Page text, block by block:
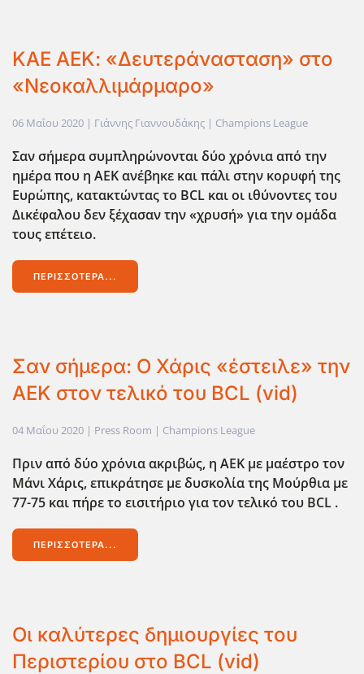
ΚΑΕ ΑΕΚ: «Δευτεράνασταση» στο
«Νεοκαλλιμάρμαρο»
06 Μαΐου 2020 | Γιάννης Γιαννουδάκης | Champions League
Σαν σήμερα συμπληρώνονται δύο χρόνια από την
ημέρα που η ΑΕΚ ανέβηκε και πάλι στην κορυφή της
Ευρώπης, κατακτώντας το BCL και οι ιθύνοντες του
Δικέφαλου δεν ξέχασαν την «χρυσή» για την ομάδα
τους επέτειο.
ΠΕΡΙΣΣΌΤΕΡΑ...
Σαν σήμερα: Ο Χάρις «έστειλε» την
ΑΕΚ στον τελικό του BCL (vid)
04 Μαΐου 2020 | Press Room | Champions League
Πριν από δύο χρόνια ακριβώς, η ΑΕΚ με μαέστρο τον
Μάνι Χάρις, επικράτησε με δυσκολία της Μούρθια με
77-75 και πήρε το εισιτήριο για τον τελικό του BCL .
ΠΕΡΙΣΣΌΤΕΡΑ...
Οι καλύτερες δημιουργίες του
Περιστερίου στο BCL (vid)